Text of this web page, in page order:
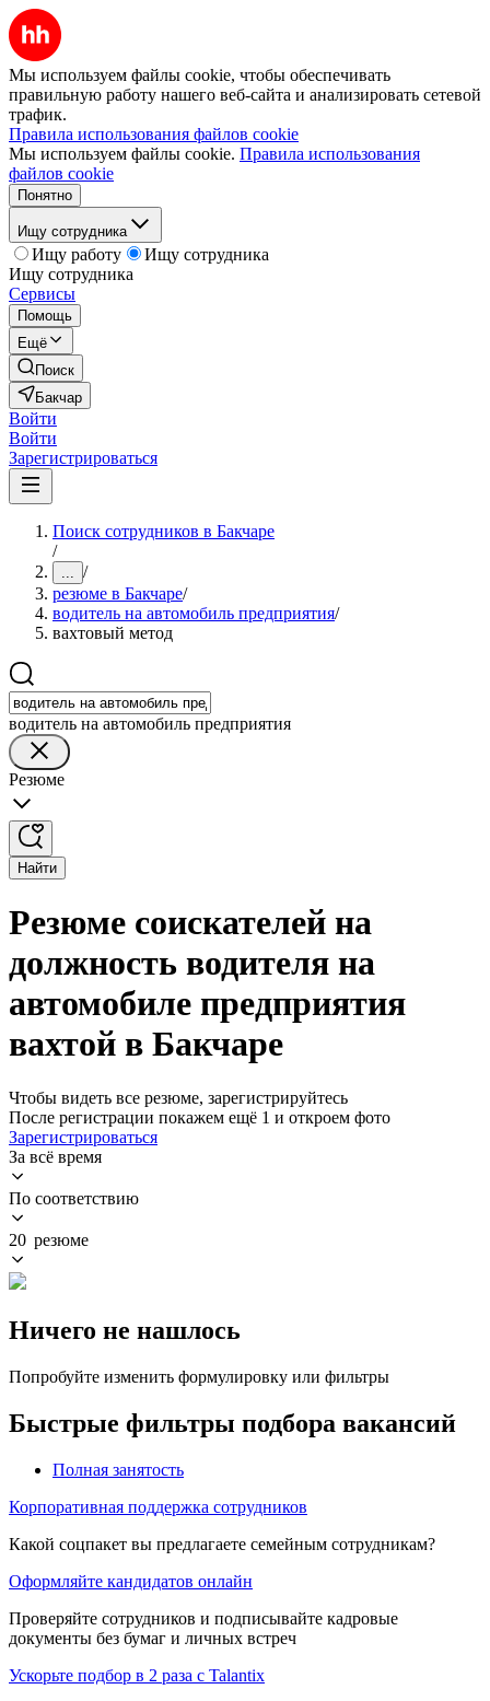
Мы используем файлы cookie, чтобы обеспечивать
правильную работу нашего веб-сайта и анализировать сетевой
трафик.
Правила использования файлов cookie
Мы используем файлы cookie. Правила использования
файлов cookie
Понятно
Ищу сотрудника
Ищу работу
Ищу сотрудника
Ищу сотрудника
Сервисы
Помощь
Ещё
Поиск
Бакчар
Войти
Войти
Зарегистрироваться
Поиск сотрудников в Бакчаре
/
... /
резюме в Бакчаре/
водитель на автомобиль предприятия/
вахтовый метод
водитель на автомобиль предприятия
Резюме
Найти
Резюме соискателей на
должность водителя на
автомобиле предприятия
вахтой в Бакчаре
Чтобы видеть все резюме, зарегистрируйтесь
После регистрации покажем ещё 1 и откроем фото
Зарегистрироваться
За всё время
По соответствию
20 резюме
Ничего не нашлось
Попробуйте изменить формулировку или фильтры
Быстрые фильтры подбора вакансий
Полная занятость
Корпоративная поддержка сотрудников
Какой соцпакет вы предлагаете семейным сотрудникам?
Оформляйте кандидатов онлайн
Проверяйте сотрудников и подписывайте кадровые
документы без бумаг и личных встреч
Ускорьте подбор в 2 раза с Talantix